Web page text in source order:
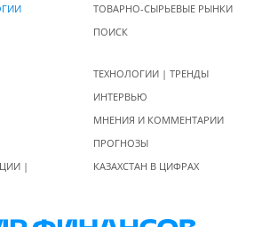
ТОВАРНО-СЫРЬЕВЫЕ РЫНКИ
ПОИСК
|
ТЕХНОЛОГИИ | ТРЕНДЫ
ИНТЕРВЬЮ
МНЕНИЯ И КОММЕНТАРИИ
ПРОГНОЗЫ
КАЗАХСТАН В ЦИФРАХ